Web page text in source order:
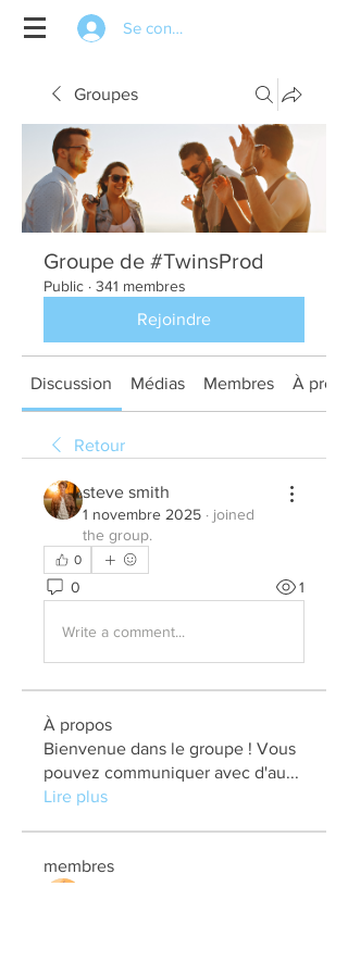
Se connecter
Groupes
Groupe de #TwinsProd
Public · 341 membres
Rejoindre
Discussion Médias Membres À
Retour
steve smith
1 novembre 2025 · joined
the group.
0
0 1
Write a comment...
À propos
Bienvenue dans le groupe ! Vous
pouvez communiquer avec d'au...
Lire plus
membres